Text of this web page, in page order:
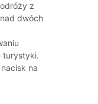
z
dwóch
turystyki.
na